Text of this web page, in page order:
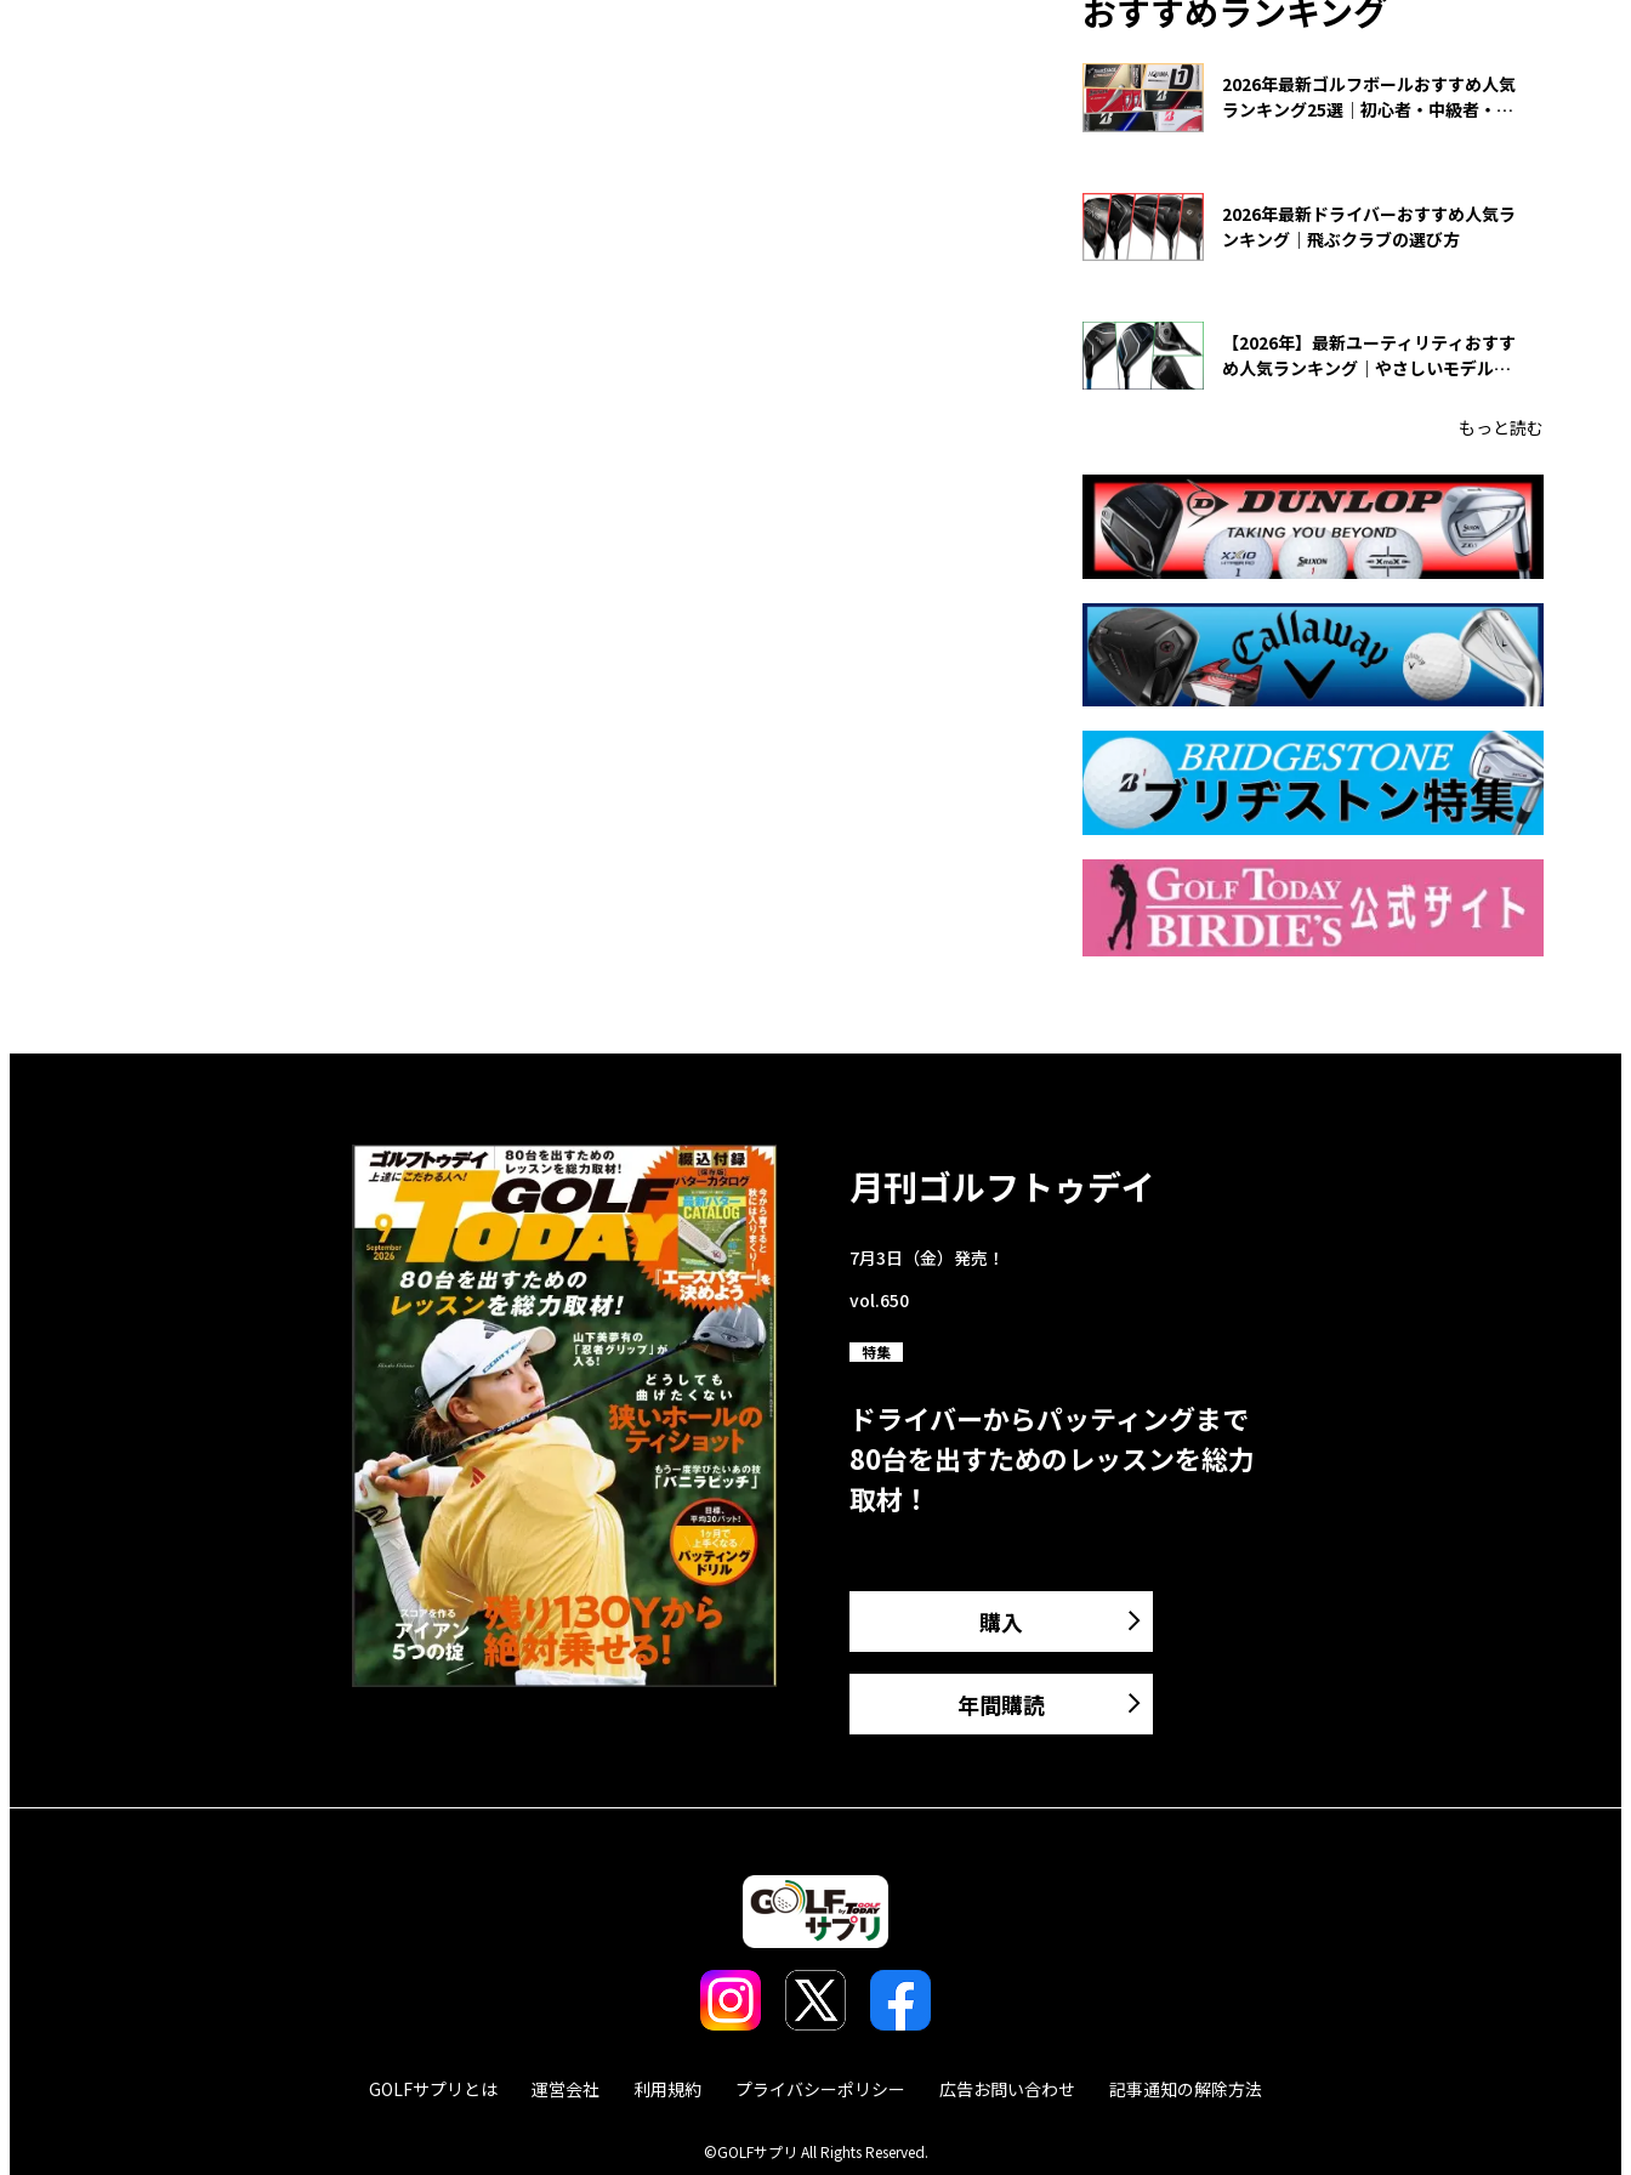
おすすめランキング
2026年最新ゴルフボールおすすめ人気
ランキング25選｜初心者・中級者・上
2026年最新ドライバーおすすめ人気ラ
ンキング｜飛ぶクラブの選び方
【2026年】最新ユーティリティおすす
め人気ランキング｜やさしいモデルの
もっと読む
月刊ゴルフトゥデイ
7月3日（金）発売！
vol.650
特集
ドライバーからパッティングまで
80台を出すためのレッスンを総力
取材！
購入
年間購読
GOLFサプリとは 運営会社 利用規約 プライバシーポリシー 広告お問い合わせ 記事通知の解除方法
©GOLFサプリ All Rights Reserved.